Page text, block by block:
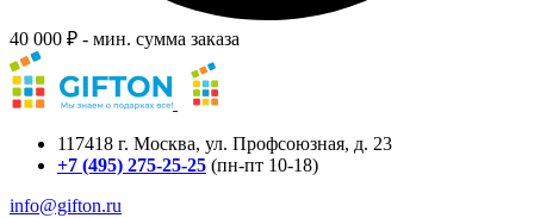
40 000 ₽ - мин. сумма заказа
117418 г. Москва, ул. Профсоюзная, д. 23
+7 (495) 275-25-25 (пн-пт 10-18)
info@gifton.ru